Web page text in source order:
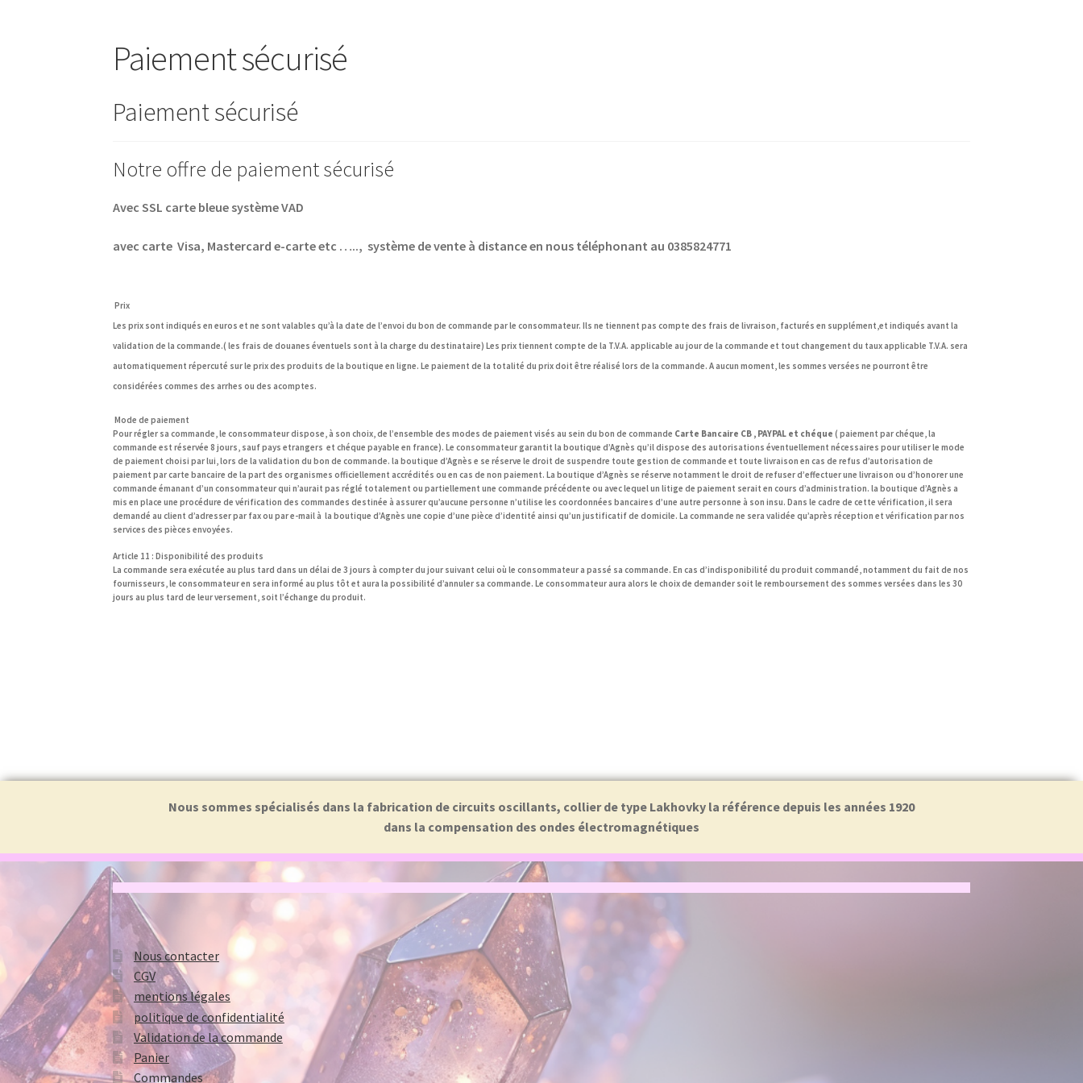
Paiement sécurisé
Paiement sécurisé
Notre offre de paiement sécurisé
Avec SSL carte bleue système VAD
avec carte Visa, Mastercard e-carte etc ….., système de vente à distance en nous téléphonant au 0385824771
Prix
Les prix sont indiqués en euros et ne sont valables qu’à la date de l’envoi du bon de commande par le consommateur. Ils ne tiennent pas compte des frais de livraison, facturés en supplément,et indiqués avant la
validation de la commande.( les frais de douanes éventuels sont à la charge du destinataire) Les prix tiennent compte de la T.V.A. applicable au jour de la commande et tout changement du taux applicable T.V.A. sera
automatiquement répercuté sur le prix des produits de la boutique en ligne. Le paiement de la totalité du prix doit être réalisé lors de la commande. A aucun moment, les sommes versées ne pourront être
considérées commes des arrhes ou des acomptes.
Mode de paiement
Pour régler sa commande, le consommateur dispose, à son choix, de l’ensemble des modes de paiement visés au sein du bon de commande Carte Bancaire CB , PAYPAL et chéque ( paiement par chéque, la
commande est réservée 8 jours, sauf pays etrangers et chéque payable en france). Le consommateur garantitlaboutique d’Agnès qu’il dispose des autorisations éventuellement nécessaires pour utiliser le mode
de paiement choisi par lui, lors de la validation du bon de commande.laboutique d’Agnès e se réserve le droit de suspendre toute gestion de commande et toute livraison en cas de refus d’autorisation de
paiement par carte bancaire de la part des organismes officiellement accrédités ou en cas de non paiement. La boutique d’Agnès se réserve notamment le droit de refuser d’effectuer une livraison ou d’honorer une
commande émanant d’un consommateur qui n’aurait pas réglé totalement ou partiellement une commande précédente ou avec lequel un litige de paiement serait en cours d’administration.laboutique d’Agnès a
mis en place une procédure de vérification des commandes destinée à assurer qu’aucune personne n’utilise les coordonnées bancaires d’une autre personne à son insu. Dans le cadre de cette vérification, il sera
demandé au client d’adresser par fax ou par e-mail àlaboutique d’Agnès une copie d’une pièce d’identité ainsi qu’un justificatif de domicile. La commande ne sera validée qu’après réception et vérification par nos
services des pièces envoyées.
Article 11 : Disponibilité des produits
La commande sera exécutée au plus tard dans un délai de 3 jours à compter du jour suivant celui où le consommateur a passé sa commande. En cas d’indisponibilité du produit commandé, notamment du fait de nos
fournisseurs, le consommateur en sera informé au plus tôt et aura la possibilité d’annuler sa commande. Le consommateur aura alors le choix de demander soit le remboursement des sommes versées dans les 30
jours au plus tard de leur versement, soit l’échange du produit.
Nous sommes spécialisés dans la fabrication de circuits oscillants, collier de type Lakhovky la référence depuis les années 1920
dans la compensation des ondes électromagnétiques
Nous contacter
CGV
mentions légales
politique de confidentialité
Validation de la commande
Panier
Commandes